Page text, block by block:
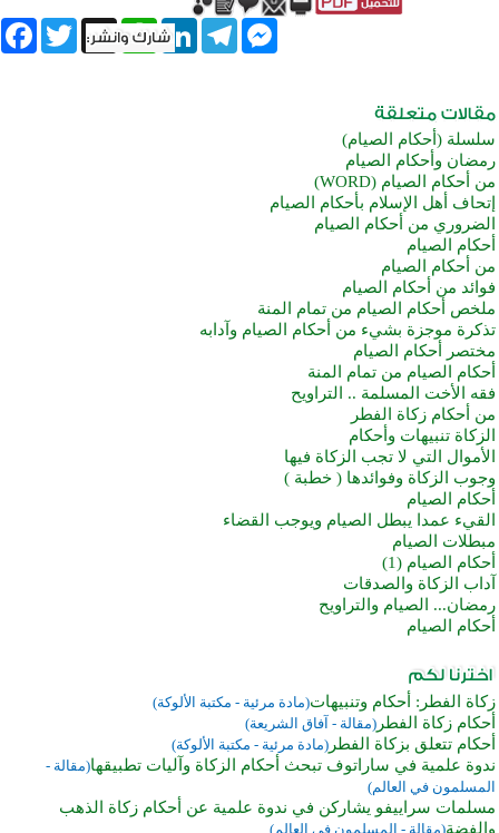
Twitter X
WhatsAppLinkedInTelegram
Messenger
سلسلة (أحكام الصيام)
رمضان وأحكام الصيام
من أحكام الصيام (WORD)
إتحاف أهل الإسلام بأحكام الصيام
الضروري من أحكام الصيام
أحكام الصيام
من أحكام الصيام
فوائد من أحكام الصيام
ملخص أحكام الصيام من تمام المنة
تذكرة موجزة بشيء من أحكام الصيام وآدابه
مختصر أحكام الصيام
أحكام الصيام من تمام المنة
فقه الأخت المسلمة .. التراويح
من أحكام زكاة الفطر
الزكاة تنبيهات وأحكام
الأموال التي لا تجب الزكاة فيها
وجوب الزكاة وفوائدها ( خطبة )
أحكام الصيام
القيء عمدا يبطل الصيام ويوجب القضاء
مبطلات الصيام
أحكام الصيام (1)
آداب الزكاة والصدقات
رمضان... الصيام والتراويح
أحكام الصيام
زكاة الفطر: أحكام وتنبيهات(مادة مرئية - مكتبة الألوكة)
أحكام زكاة الفطر (مقالة - آفاق الشريعة)
أحكام تتعلق بزكاة الفطر (مادة مرئية - مكتبة الألوكة)
ندوة علمية في ساراتوف تبحث أحكام الزكاة وآليات تطبيقها(مقالة -
المسلمون في العالم)
مسلمات سراييفو يشاركن في ندوة علمية عن أحكام زكاة الذهب
والفضة(مقالة - المسلمون في العالم)